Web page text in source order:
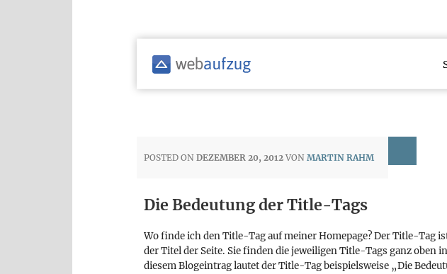
POSTED ON DEZEMBER 20, 2012 VON MARTIN RAHM
Die Bedeutung der Title-Tags
Wo finde ich den Title-Tag auf meiner Homepage? Der Title-Tag
der Titel der Seite. Sie finden die jeweiligen Title-Tags ganz oben
diesem Blogeintrag lautet der Title-Tag beispielsweise „Die